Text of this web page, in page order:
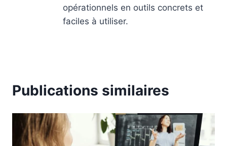
opérationnels en outils concrets et
faciles à utiliser.
Publications similaires